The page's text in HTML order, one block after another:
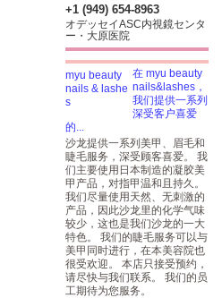
+1 (949) 654-8963
オデッセイASC内視鏡センタ
ー・大原医院
在 myu beauty
nails&lashes，
我们提供一系列
深受客户喜爱
的...
沙龙提供一系列美甲、眉毛和
睫毛服务，深受顾客喜爱。 我
们主要使用日本制造的凝胶美
甲产品，对指甲温和且持久。
我们尽量使用天然、无刺激的
产品，因此沙龙里的化学气味
较少，这也是我们沙龙的一大
特色。 我们的睫毛服务可以与
美甲同时进行，在本美容院也
很受欢迎。 本店只接受预约，
请尽快与我们联系。 我们的员
工期待为您服务。